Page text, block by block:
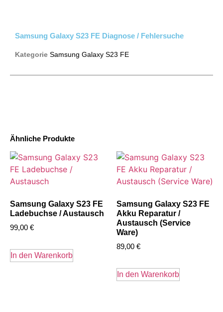
Ähnliche Produkte
Samsung Galaxy S23 FE
Ladebuchse / Austausch
99,00 €
In den Warenkorb
Samsung Galaxy S23 FE
Akku Reparatur /
Austausch (Service
Ware)
89,00 €
In den Warenkorb
Samsung Galaxy S23 FE Diagnose / Fehlersuche
Kategorie Samsung Galaxy S23 FE